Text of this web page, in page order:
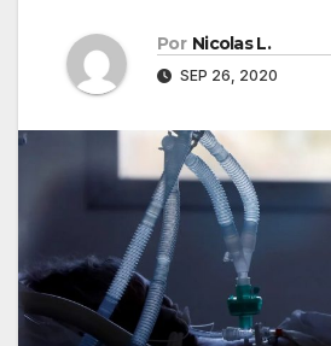
Por Nicolas L.
SEP 26, 2020